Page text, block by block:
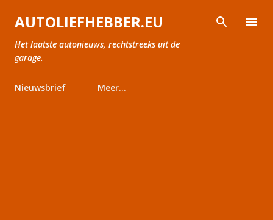
Doorgaan naar hoofdcontent
AUTOLIEFHEBBER.EU
Het laatste autonieuws, rechtstreeks uit de
garage.
Nieuwsbrief Meer…